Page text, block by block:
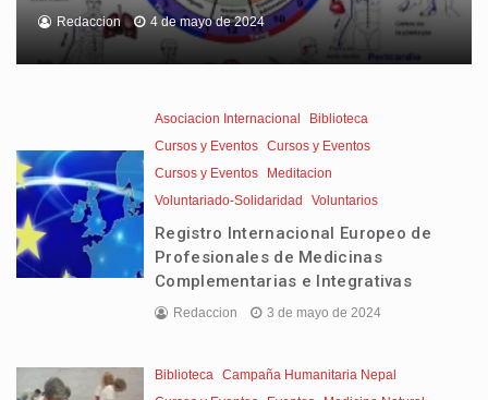
Redaccion 4 de mayo de 2024
Asociacion Internacional
Biblioteca
Cursos y Eventos Cursos y Eventos
Cursos y Eventos
Meditacion
Voluntariado-Solidaridad
Voluntarios
Registro Internacional Europeo de
Profesionales de Medicinas
Complementarias e Integrativas
Redaccion 3 de mayo de 2024
Biblioteca Campaña Humanitaria Nepal